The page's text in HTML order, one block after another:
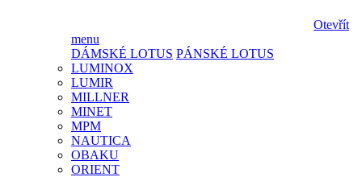
Otevřít
menu
DÁMSKÉ LOTUS PÁNSKÉ LOTUS
LUMINOX
LUMIR
MILLNER
MINET
MPM
NAUTICA
OBAKU
ORIENT